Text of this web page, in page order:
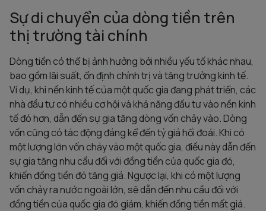
Sự di chuyển của dòng tiền trên
thị trường tài chính
Dòng tiền có thể bị ảnh hưởng bởi nhiều yếu tố khác nhau,
bao gồm lãi suất, ổn định chính trị và tăng trưởng kinh tế.
Ví dụ, khi nền kinh tế của một quốc gia đang phát triển, các
nhà đầu tư có nhiều cơ hội và khả năng đầu tư vào nền kinh
tế đó hơn, dẫn đến sự gia tăng dòng vốn chảy vào. Dòng
vốn cũng có tác động đáng kể đến tỷ giá hối đoái. Khi có
một lượng lớn vốn chảy vào một quốc gia, điều này dẫn đến
sự gia tăng nhu cầu đối với đồng tiền của quốc gia đó,
khiến đồng tiền đó tăng giá. Ngược lại, khi có một lượng
vốn chảy ra nước ngoài lớn, sẽ dẫn đến nhu cầu đối với
đồng tiền của quốc gia đó giảm, khiến đồng tiền mất giá.